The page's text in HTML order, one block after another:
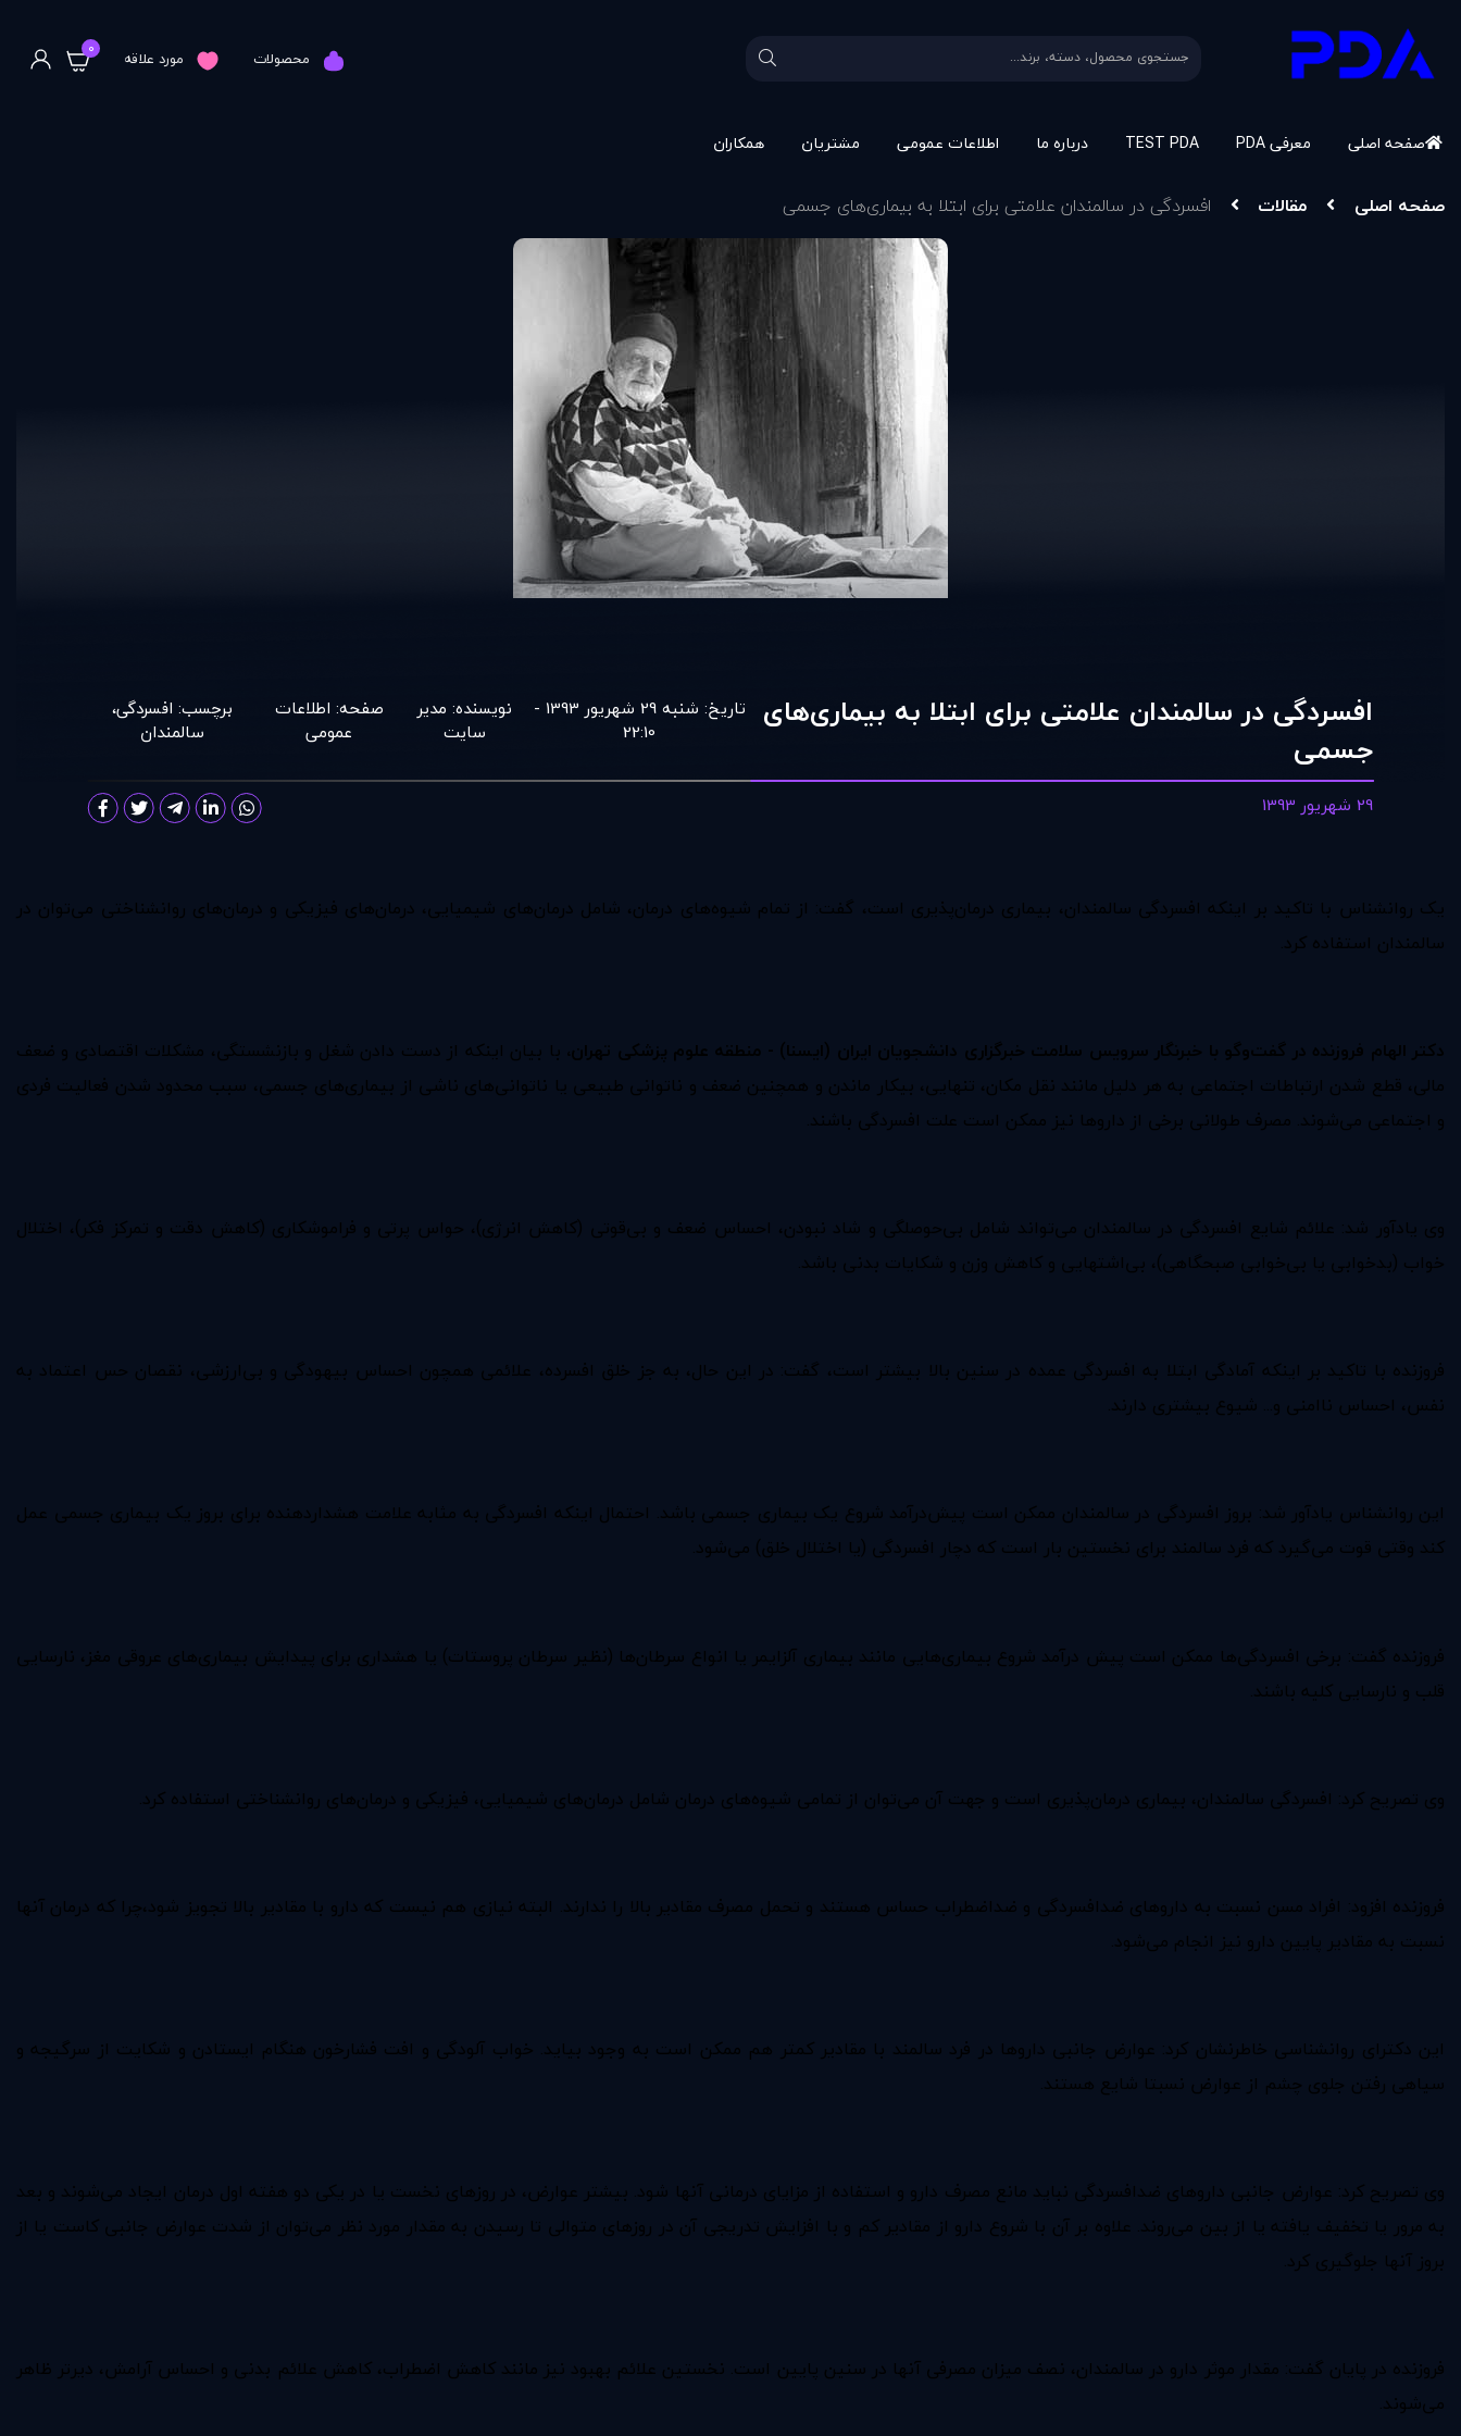
محصولات مورد علاقه 0
صفحه اصلی معرفی PDA TEST PDA درباره ما اطلاعات عمومی مشتريان همکاران
صفحه اصلی مقالات افسردگی در سالمندان علامتی برای ابتلا به بیماری‌های جسمی
افسردگی در سالمندان علامتی برای ابتلا به بیماری‌های
جسمی
تاریخ:
شنبه 29 شهریور 1393 -
22:10
نویسنده: مدير
سايت
صفحه: اطلاعات
عمومی
برچسب: افسردگی،
سالمندان
29 شهریور 1393
یک روانشناس با تاکید بر اینکه افسردگی سالمندان، بیماری درمان‌پذیری است، گفت: از تمام شیوه‌های درمان، شامل درمان‌های شیمیایی، درمان‌های فیزیکی و درمان‌های روانشناختی می‌توان در
سالمندان استفاده کرد.
دکتر الهام فروزنده در گفت‌و‌گو با خبرنگار سرویس سلامت خبرگزاری دانشجویان ایران (ایسنا) - منطقه علوم پزشکی تهران، با بیان اینکه از دست دادن شغل و بازنشستگی، مشکلات اقتصادی و ضعف
مالی، قطع شدن ارتباطات اجتماعی به هر دلیل مانند نقل مکان، تنهایی، بیکار ماندن و همچنین ضعف و ناتوانی طبیعی یا ناتوانی‌های ناشی از بیماری‌های جسمی، سبب محدود شدن فعالیت فردی
و اجتماعی می‌شوند. مصرف طولانی برخی از داروها نیز ممکن است علت افسردگی باشند.
وی یادآور شد: علائم شایع افسردگی در سالمندان می‌تواند شامل بی‌حوصلگی و شاد نبودن، احساس ضعف و بی‌قوتی (کاهش انرژی)، حواس پرتی و فراموشکاری (کاهش دقت و تمرکز فکر)، اختلال
خواب (بدخوابی یا بی‌خوابی صبحگاهی)، بی‌اشتهایی و کاهش وزن و شکایات بدنی باشد.
فروزنده با تاکید بر اینکه آمادگی ابتلا به افسردگی عمده در سنین بالا بیشتر است، گفت: در این حال، به جز خلق افسرده، علائمی همچون احساس بیهودگی و بی‌ارزشی، نقصان حس اعتماد به
نفس، احساس ناامنی و... شیوع بیشتری دارند.
این روانشناس یادآور شد: بروز افسردگی در سالمندان ممکن است پیش‌درآمد شروع یک بیماری جسمی باشد. احتمال اینکه افسردگی به مثابه علامت هشداردهنده برای بروز یک بیماری جسمی عمل
کند وقتی قوت می‌گیرد که فرد سالمند برای نخستین بار است که دچار افسردگی (یا اختلال خلق) می‌شود.
فروزنده گفت: برخی افسردگی‌ها ممکن است پیش ‌درآمد شروع بیماری‌هایی مانند بیماری آلزایمر یا انواع سرطان‌ها (نظیر سرطان پروستات) یا هشداری برای پیدایش بیماری‌های عروقی مغز، نارسایی
قلب و نارسایی کلیه باشند.
وی تصریح کرد: افسردگی سالمندان، بیماری درمان‌پذیری است و جهت آن می‌توان از تمامی شیوه‌های درمان شامل درمان‌های شیمیایی، فیزیکی و درمان‌های روانشناختی استفاده کرد.
فروزنده افزود: افراد مسن نسبت به داروهای ضدافسردگی و ضداضطراب حساس هستند و تحمل مصرف مقادیر بالا را ندارند. البته نیازی هم نیست که دارو با مقادیر بالا تجویز شود،چرا که درمان آنها
نسبت به مقادیر پایین دارو نیز انجام می‌شود.
این دکترای روانشناسی خاطرنشان کرد: عوارض جانبی داروها در فرد سالمند با مقادیر کمتر هم ممکن است به وجود بیاید. خواب آلودگی و افت فشارخون هنگام ایستادن و شکایت از سرگیجه و
سیاهی رفتن جلوی چشم از عوارض نسبتا شایع هستند.
وی تصریح کرد: عوارض جانبی داروهای ضدافسردگی نباید مانع مصرف دارو و استفاده از مزایای درمانی آنها شود. بیشتر عوارض، در روزهای نخست یا در یکی دو هفته اول درمان ایجاد می‌شوند و بعد
به مرور یا تخفیف یافته یا از بین می‌روند. علاوه بر آن با شروع دارو از مقادیر کم و با افزایش تدریجی آن در روزهای متوالی تا رسیدن به مقدار مورد نظر می‌توان از شدت عوارض جانبی کاست یا از
بروز آنها جلوگیری کرد.
فروزنده در پایان گفت: مقدار موثر دارو در سالمندان، نصف میزان مصرفی آنها در سنین پایین است. نخستین علائم بهبود نیز مانند کاهش اضطراب، کاهش علائم بدنی و احساس آرامش، دیرتر ظاهر
می‌شوند.